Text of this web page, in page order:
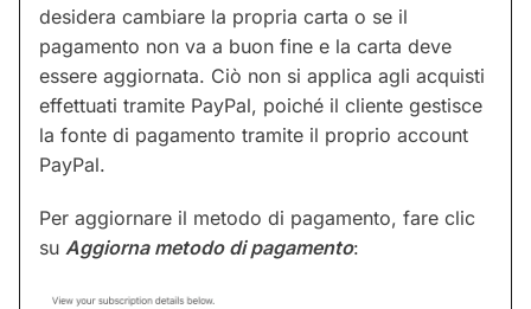
desidera cambiare la propria carta o se il
pagamento non va a buon fine e la carta deve
essere aggiornata. Ciò non si applica agli acquisti
effettuati tramite PayPal, poiché il cliente gestisce
la fonte di pagamento tramite il proprio account
PayPal.
Per aggiornare il metodo di pagamento, fare clic
su Aggiorna metodo di pagamento: